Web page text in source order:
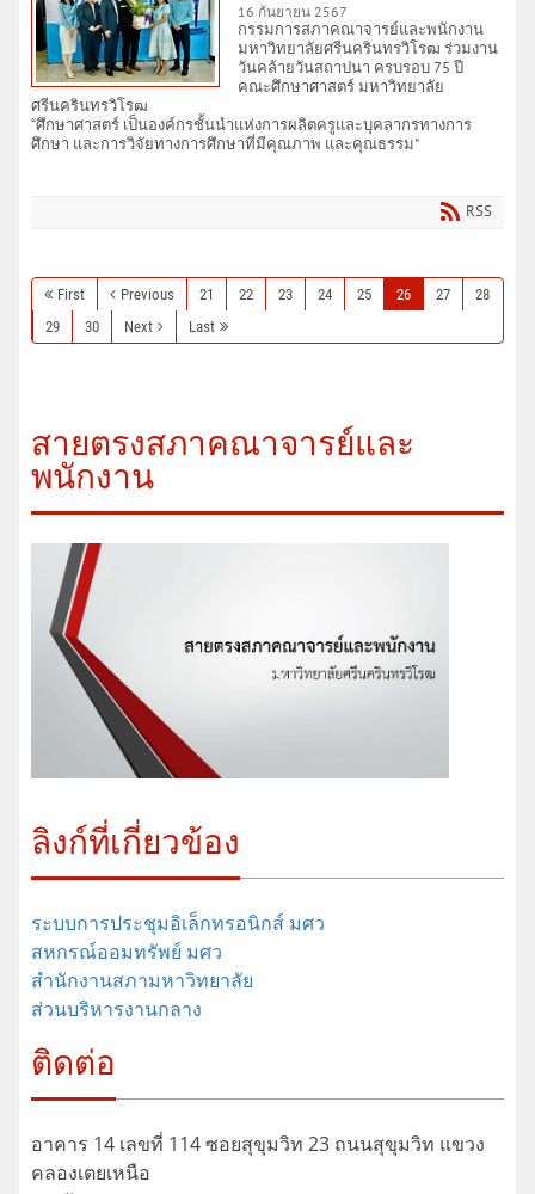
16 กันยายน 2567
กรรมการสภาคณาจารย์และพนักงาน
มหาวิทยาลัยศรีนครินทรวิโรฒ ร่วมงาน
วันคล้ายวันสถาปนา ครบรอบ 75 ปี
คณะศึกษาศาสตร์ มหาวิทยาลัย
ศรีนครินทรวิโรฒ
“ศึกษาศาสตร์ เป็นองค์กรชั้นนำแห่งการผลิตครูและบุคลากรทางการ
ศึกษา และการวิจัยทางการศึกษาที่มีคุณภาพ และคุณธรรม"
RSS
First Previous 21 22 23 24 25 26 27
28
29
30 Next Last
สายตรงสภาคณาจารย์และ
พนักงาน
ลิงก์ที่เกี่ยวข้อง
ระบบการประชุมอิเล็กทรอนิกส์ มศว
สหกรณ์ออมทรัพย์ มศว
สำนักงานสภามหาวิทยาลัย
ส่วนบริหารงานกลาง
ติดต่อ
อาคาร 14 เลขที่ 114 ซอยสุขุมวิท 23 ถนนสุขุมวิท แขวง
คลองเตยเหนือ